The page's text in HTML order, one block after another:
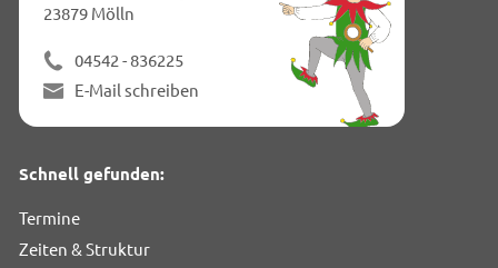
23879 Mölln
04542 - 836225
E-Mail schreiben
Schnell gefunden:
Termine
Zeiten & Struktur